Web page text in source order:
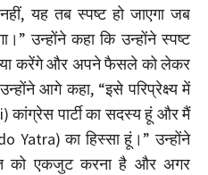
यह तब स्पष्ट हो जाएगा जब
उन्होंने कहा कि उन्होंने स्पष्ट
करेंगे और अपने फैसले को लेकर
आगे कहा, “इसे परिप्रेक्ष्य में
पार्टी का सदस्य हूं और मैं
Yatra) का हिस्सा हूं।” उन्होंने
को एकजुट करना है और अगर